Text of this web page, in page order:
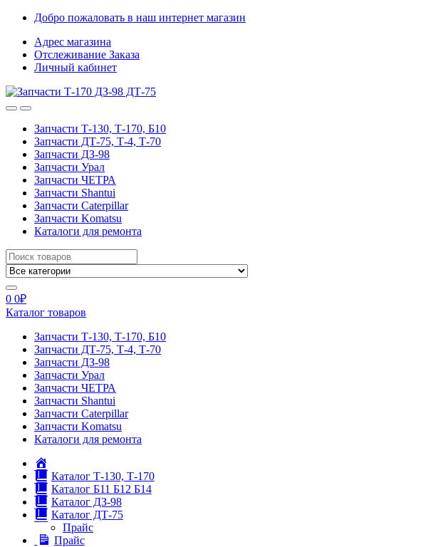
Skip
navigation
Skip
content
Добро пожаловать в наш интернет магазин
Адрес магазина
Отслеживание Заказа
Личный кабинет
Запчасти Т-130, Т-170, Б10
Запчасти ДТ-75, Т-4, Т-70
Запчасти ДЗ-98
Запчасти Урал
Запчасти ЧЕТРА
Запчасти Shantui
Запчасти Caterpillar
Запчасти Komatsu
Каталоги для ремонта
Search
for:
0 0₽
Каталог товаров
Запчасти Т-130, Т-170, Б10
Запчасти ДТ-75, Т-4, Т-70
Запчасти ДЗ-98
Запчасти Урал
Запчасти ЧЕТРА
Запчасти Shantui
Запчасти Caterpillar
Запчасти Komatsu
Каталоги для ремонта
Каталог Т-130, Т-170
Каталог Б11 Б12 Б14
Каталог ДЗ-98
Каталог ДТ-75
Прайс
Прайс